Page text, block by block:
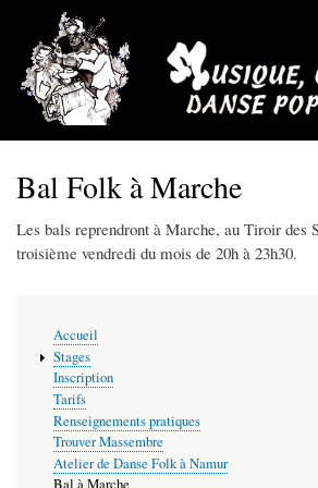
contenu
principal
Bal Folk à Marche
Les bals reprendront à Marche, au Tiroir des
troisième vendredi du mois de 20h à 23h30.
navigation
Accueil
Stages
Inscription
Tarifs
Renseignements pratiques
Trouver Massembre
Atelier de Danse Folk à Namur